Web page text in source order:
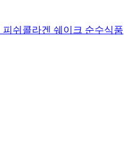
쉬콜라겐 쉐이크 순수식품